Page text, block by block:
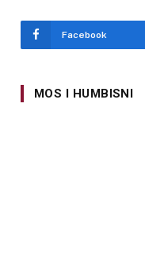
Facebook
MOS I HUMBISNI